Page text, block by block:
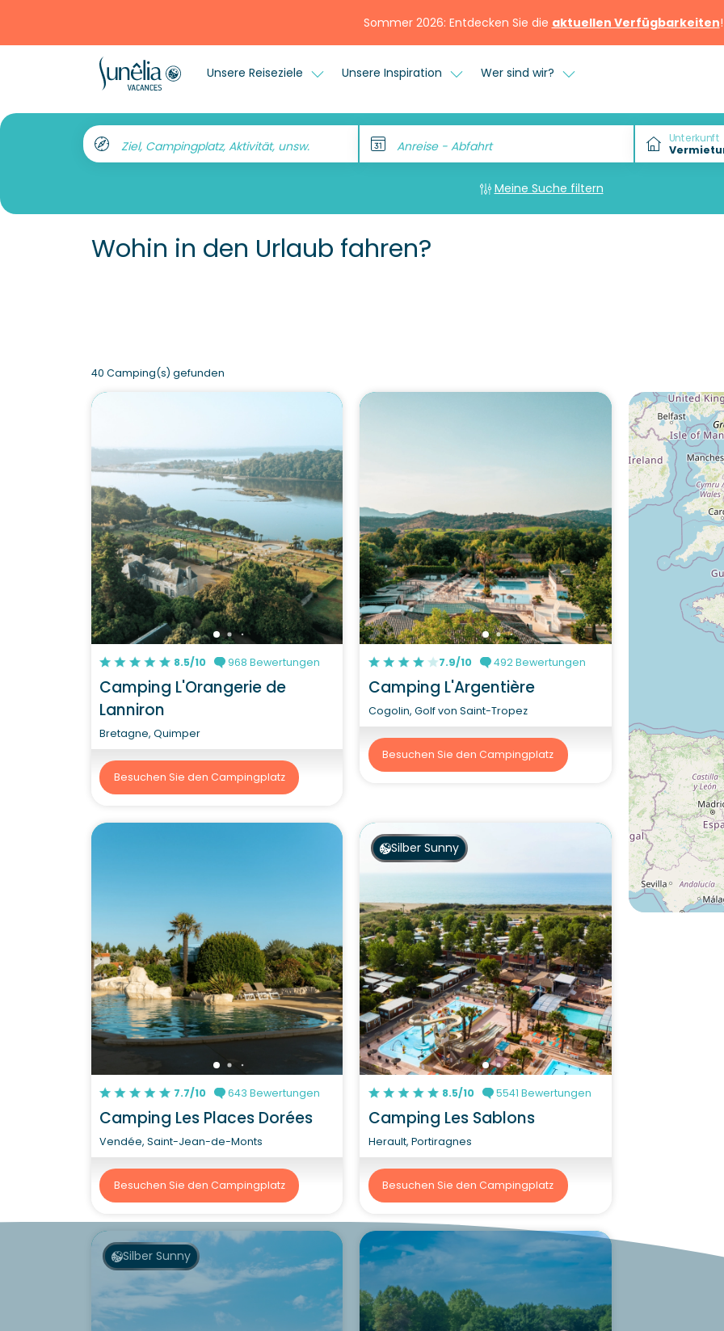
Sommer 2026: Entdecken Sie die aktuellen Verfügbarkeiten!
Unsere Reiseziele Unsere Inspiration Wer sind wir?
Ziel, Campingplatz, Aktivität, unsw. Anreise - Abfahrt Unterkunft
Meine Suche filtern
Wohin in den Urlaub fahren?
40 Camping(s) gefunden
8.5/10 968 Bewertungen
Camping L'Orangerie de
Lanniron
Bretagne, Quimper
Besuchen Sie den Campingplatz
7.9/10 492 Bewertungen
Camping L'Argentière
Cogolin, Golf von Saint-Tropez
Besuchen Sie den Campingplatz
7.7/10 643 Bewertungen
Camping Les Places Dorées
Vendée, Saint-Jean-de-Monts
Besuchen Sie den Campingplatz
Silber Sunny
8.5/10 5541 Bewertungen
Camping Les Sablons
Herault, Portiragnes
Besuchen Sie den Campingplatz
Silber Sunny